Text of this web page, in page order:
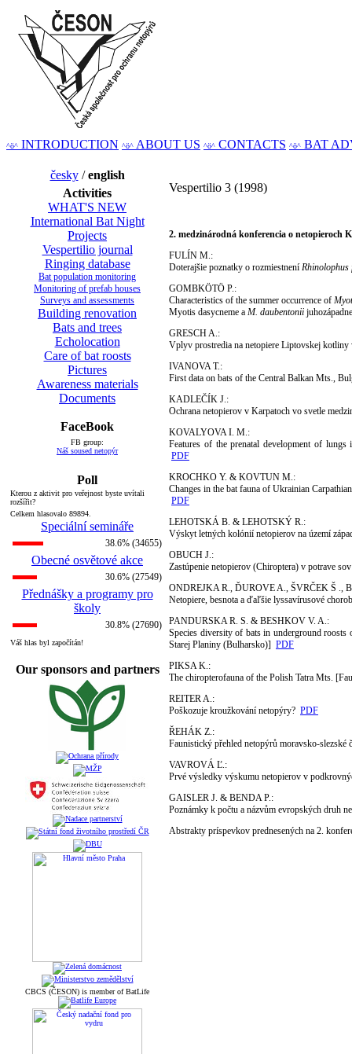
^ö^ INTRODUCTION ^ö^ ABOUT US ^ö^ CONTACTS ^ö^ BAT
česky/english
Activities
WHAT'S NEW
International Bat Night
Projects
Vespertilio journal
Ringing database
Bat population monitoring
Monitoring of prefab houses
Surveys and assessments
Building renovation
Bats and trees
Echolocation
Care of bat roosts
Pictures
Awareness materials
Documents
FaceBook
FB group:
Náš soused netopýr
Poll
Kterou z aktivit pro veřejnost byste uvítali
rozšířit?
Celkem hlasovalo 89894.
Speciální semináře
38.6% (34655)
Obecné osvětové akce
30.6% (27549)
Přednášky a programy pro
školy
30.8% (27690)
Váš hlas byl započítán!
Our sponsors and partners
CBCS (ČESON) is member of BatLife
Vespertilio 3 (1998)
2. medzinárodná konferencia o netopieroch
FULÍN M.:
Doterajšie poznatky o rozmiestnení Rhinolophus
GOMBKÖTÖ P.:
Characteristics of the summer occurrence of
Myotis dasycneme a M. daubentonii
GRESCH A.:
Vplyv prostredia na netopiere Liptovskej
IVANOVA T.:
First data on bats of the Central Balkan Mts.,
KADLEČÍK J.:
Ochrana netopierov v Karpatoch vo svetle
KOVALYOVA I. M.:
Features of the prenatal development of
PDF
KROCHKO Y. & KOVTUN M.:
Changes in the bat fauna of Ukrainian
PDF
LEHOTSKÁ B. & LEHOTSKÝ R.:
Výskyt letných kolónií netopierov na území
OBUCH J.:
Zastúpenie netopierov (Chiroptera) v potrave
ONDREJKA R., ĎUROVE A., ŠVRČEK Š
Netopiere, besnota a ďaľšie lyssavírusové
PANDURSKA R. S. & BESHKOV V. A.:
Species diversity of bats in underground
Starej Planiny (Bulharsko)] PDF
PIKSA K.:
The chiropterofauna of the Polish Tatra Mts.
REITER A.:
Poškozuje kroužkování netopýry? PDF
ŘEHÁK Z.:
Faunistický přehled netopýrů moravsko-
VAVROVÁ Ľ.:
Prvé výsledky výskumu netopierov v
GAISLER J. & BENDA P.:
Poznámky k počtu a názvům evropských druh
Abstrakty príspevkov prednesených na 2.